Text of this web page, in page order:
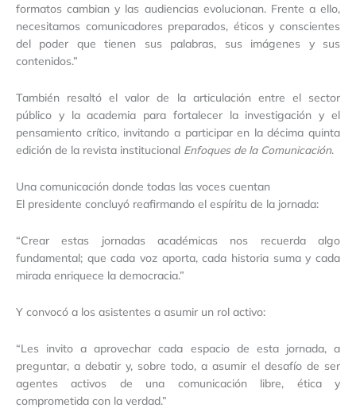
formatos cambian y las audiencias evolucionan. Frente a ello,
necesitamos comunicadores preparados, éticos y conscientes
del poder que tienen sus palabras, sus imágenes y sus
contenidos.”
También resaltó el valor de la articulación entre el sector
público y la academia para fortalecer la investigación y el
pensamiento crítico, invitando a participar en la décima quinta
edición de la revista institucional Enfoques de la Comunicación.
Una comunicación donde todas las voces cuentan
El presidente concluyó reafirmando el espíritu de la jornada:
“Crear estas jornadas académicas nos recuerda algo
fundamental; que cada voz aporta, cada historia suma y cada
mirada enriquece la democracia.”
Y convocó a los asistentes a asumir un rol activo:
“Les invito a aprovechar cada espacio de esta jornada, a
preguntar, a debatir y, sobre todo, a asumir el desafío de ser
agentes activos de una comunicación libre, ética y
comprometida con la verdad.”